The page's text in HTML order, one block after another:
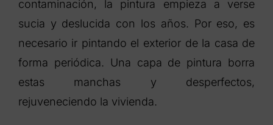
contaminación, la pintura empieza a verse
sucia y deslucida con los años. Por eso, es
necesario ir pintando el exterior de la casa de
forma periódica. Una capa de pintura borra
estas manchas y desperfectos,
rejuveneciendo la vivienda.